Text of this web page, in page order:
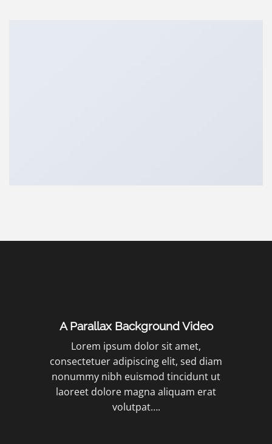
A Parallax Background Video
Lorem ipsum dolor sit amet,
consectetuer adipiscing elit, sed diam
nonummy nibh euismod tincidunt ut
laoreet dolore magna aliquam erat
volutpat….